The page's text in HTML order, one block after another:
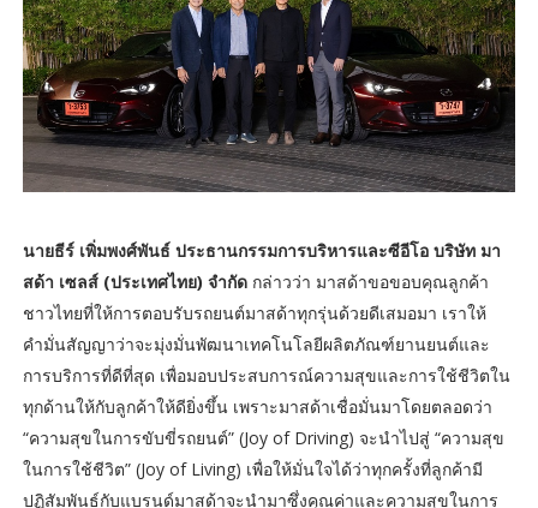
นายธีร์ เพิ่มพงศ์พันธ์ ประธานกรรมการบริหารและซีอีโอ บริษัท มา
สด้า เซลส์ (ประเทศไทย) จำกัด กล่าวว่า มาสด้าขอขอบคุณลูกค้า
ชาวไทยที่ให้การตอบรับรถยนต์มาสด้าทุกรุ่นด้วยดีเสมอมา เราให้
คำมั่นสัญญาว่าจะมุ่งมั่นพัฒนาเทคโนโลยีผลิตภัณฑ์ยานยนต์และ
การบริการที่ดีที่สุด เพื่อมอบประสบการณ์ความสุขและการใช้ชีวิตใน
ทุกด้านให้กับลูกค้าให้ดียิ่งขึ้น เพราะมาสด้าเชื่อมั่นมาโดยตลอดว่า
“ความสุขในการขับขี่รถยนต์” (Joy of Driving) จะนำไปสู่ “ความสุข
ในการใช้ชีวิต” (Joy of Living) เพื่อให้มั่นใจได้ว่าทุกครั้งที่ลูกค้ามี
ปฏิสัมพันธ์กับแบรนด์มาสด้าจะนำมาซึ่งคุณค่าและความสุขในการ